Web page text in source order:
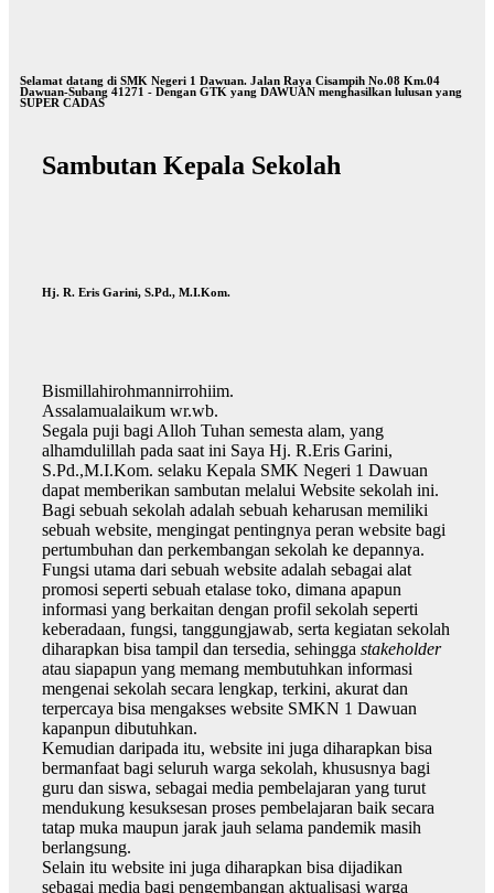
Selamat datang di SMK Negeri 1 Dawuan. Jalan Raya Cisampih No.08 Km.04
Dawuan-Subang 41271 - Dengan GTK yang DAWUAN menghasilkan lulusan yang
SUPER CADAS
Sambutan Kepala Sekolah
Hj. R. Eris Garini, S.Pd., M.I.Kom.
Bismillahirohmannirrohiim.
Assalamualaikum wr.wb.
Segala puji bagi Alloh Tuhan semesta alam, yang
alhamdulillah pada saat ini Saya Hj. R.Eris Garini,
S.Pd.,M.I.Kom. selaku Kepala SMK Negeri 1 Dawuan
dapat memberikan sambutan melalui Website sekolah ini.
Bagi sebuah sekolah adalah sebuah keharusan memiliki
sebuah website, mengingat pentingnya peran website bagi
pertumbuhan dan perkembangan sekolah ke depannya.
Fungsi utama dari sebuah website adalah sebagai alat
promosi seperti sebuah etalase toko, dimana apapun
informasi yang berkaitan dengan profil sekolah seperti
keberadaan, fungsi, tanggungjawab, serta kegiatan sekolah
diharapkan bisa tampil dan tersedia, sehingga stakeholder
atau siapapun yang memang membutuhkan informasi
mengenai sekolah secara lengkap, terkini, akurat dan
terpercaya bisa mengakses website SMKN 1 Dawuan
kapanpun dibutuhkan.
Kemudian daripada itu, website ini juga diharapkan bisa
bermanfaat bagi seluruh warga sekolah, khususnya bagi
guru dan siswa, sebagai media pembelajaran yang turut
mendukung kesuksesan proses pembelajaran baik secara
tatap muka maupun jarak jauh selama pandemik masih
berlangsung.
Selain itu website ini juga diharapkan bisa dijadikan
sebagai media bagi pengembangan aktualisasi warga